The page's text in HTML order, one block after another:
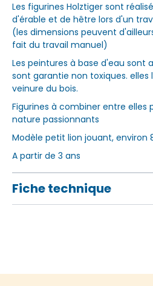
Les figurines Holztiger sont
d'érable et de hêtre lors d'un
(les dimensions peuvent
fait du travail manuel)
Les peintures à base d'eau sont
sont garantie non toxiques. elles
veinure du bois.
Figurines à combiner entre elles
nature passionnants
Modèle petit lion jouant, environ
A partir de 3 ans
Fiche technique